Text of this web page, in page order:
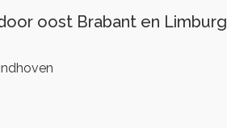
oost Brabant en Limburg